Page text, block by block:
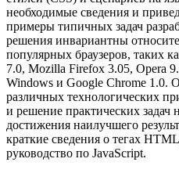
необходимые сведения и
примеры типичных задач
решения инвариантны
популярных браузеров, таких
7.0, Mozilla Firefox 3.05, Opera
Windows и Google Chrome 1.0.
различных технологических
и решение практических задач
достижения наилучшего
краткие сведения о тегах
руководство по JavaScript.